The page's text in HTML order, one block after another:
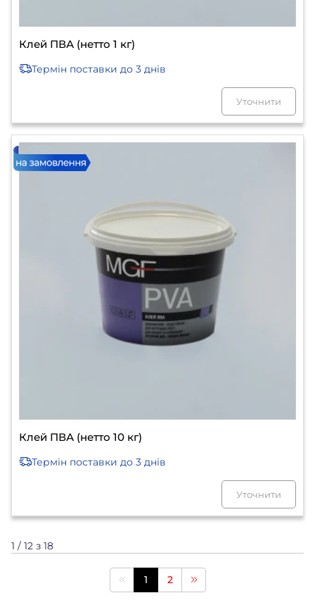
Клей ПВА (нетто 1 кг)
Термін поставки до 3 днів
Уточнити
Клей ПВА (нетто 10 кг)
Термін поставки до 3 днів
Уточнити
1 / 12 з 18
1 2